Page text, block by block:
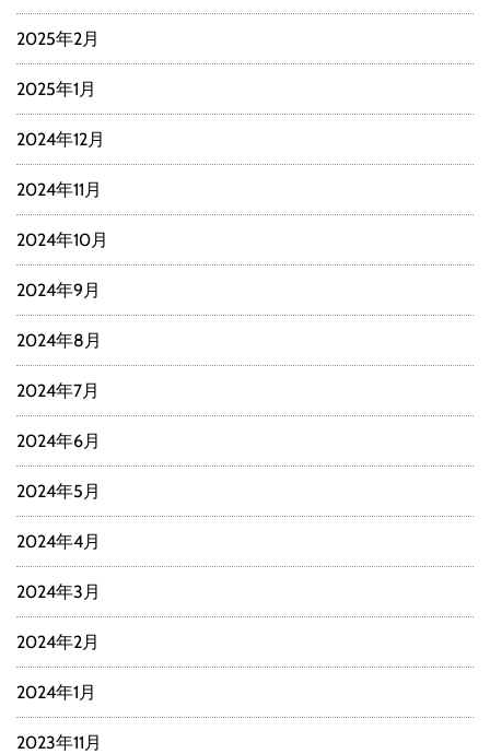
2025年2月
2025年1月
2024年12月
2024年11月
2024年10月
2024年9月
2024年8月
2024年7月
2024年6月
2024年5月
2024年4月
2024年3月
2024年2月
2024年1月
2023年11月